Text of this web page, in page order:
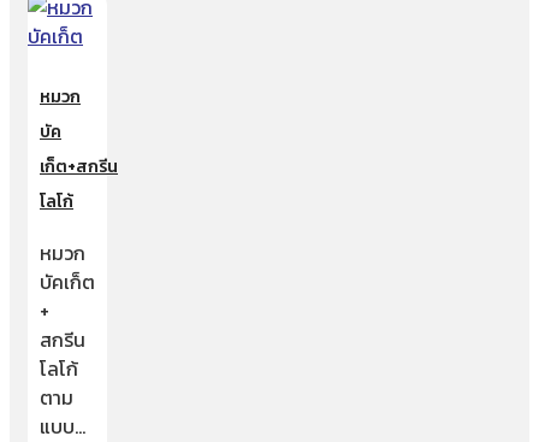
หมวก
บัค
เก็ต+สกรีน
โลโก้
หมวก
บัคเก็ต
+
สกรีน
โลโก้
ตาม
แบบ…